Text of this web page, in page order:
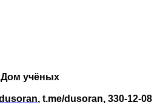
Дом учёных
, t.me/dusoran, 330-12-08